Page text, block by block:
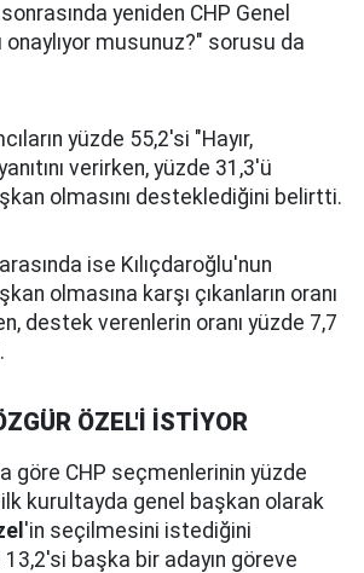
yeniden CHP Genel
onaylıyor musunuz?" sorusu da
yüzde 55,2'si "Hayır,
verirken, yüzde 31,3'ü
olmasını desteklediğini belirtti.
ise Kılıçdaroğlu'nun
olmasına karşı çıkanların oranı
destek verenlerin oranı yüzde 7,7
ÖZEL'İ İSTİYOR
göre CHP seçmenlerinin yüzde
ilk kurultayda genel başkan olarak
'in seçilmesini istediğini
başka bir adayın göreve